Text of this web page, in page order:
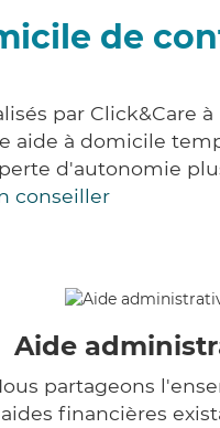
de
par Click&Care
aide à domicile
d'autonomie
conseiller
Aide
partageons
aides financières